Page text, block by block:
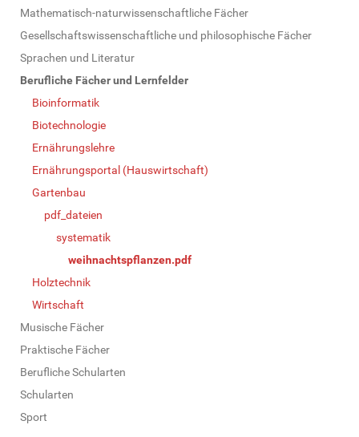
Mathematisch-naturwissenschaftliche Fächer
Gesellschaftswissenschaftliche und philosophische Fächer
Sprachen und Literatur
Berufliche Fächer und Lernfelder
Bioinformatik
Biotechnologie
Ernährungslehre
Ernährungsportal (Hauswirtschaft)
Gartenbau
pdf_dateien
systematik
weihnachtspflanzen.pdf
Holztechnik
Wirtschaft
Musische Fächer
Praktische Fächer
Berufliche Schularten
Schularten
Sport